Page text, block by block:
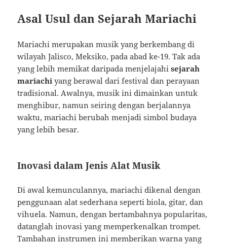
Asal Usul dan Sejarah Mariachi
Mariachi merupakan musik yang berkembang di
wilayah Jalisco, Meksiko, pada abad ke-19. Tak ada
yang lebih memikat daripada menjelajahisejarah
mariachi yang berawal dari festival dan perayaan
tradisional. Awalnya, musik ini dimainkan untuk
menghibur, namun seiring dengan berjalannya
waktu, mariachi berubah menjadi simbol budaya
yang lebih besar.
Inovasi dalam Jenis Alat Musik
Di awal kemunculannya, mariachi dikenal dengan
penggunaan alat sederhana seperti biola, gitar, dan
vihuela. Namun, dengan bertambahnya popularitas,
datanglah inovasi yang memperkenalkan trompet.
Tambahan instrumen ini memberikan warna yang